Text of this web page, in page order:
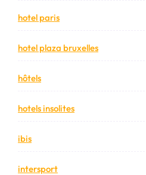
hotel paris
hotel plaza bruxelles
hôtels
hotels insolites
ibis
intersport